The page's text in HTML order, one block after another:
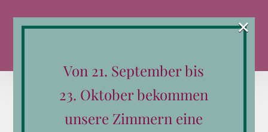
Inhalt
Von 21. September bis
23. Oktober bekommen
unsere Zimmern eine
×